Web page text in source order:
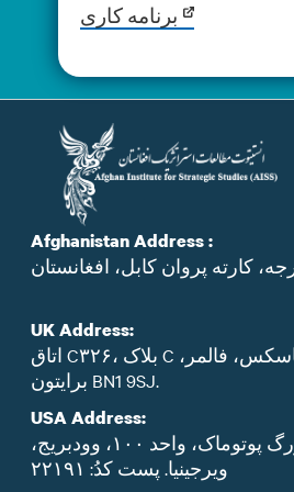
Afghanistan Address :
UK Address:
اتاق C۳۲۶، بلاک C ساختمان هنر، دانشگاه ساسکس، فالمر،
برایتون BN1 9SJ.
USA Address:
پلاک ۱۵۰۰۰، خیابان بزرگ پوتوماک، واحد ۱۰۰، وودبریج،
ویرجینیا. پست‌ کدُ: ۲۲۱۹۱